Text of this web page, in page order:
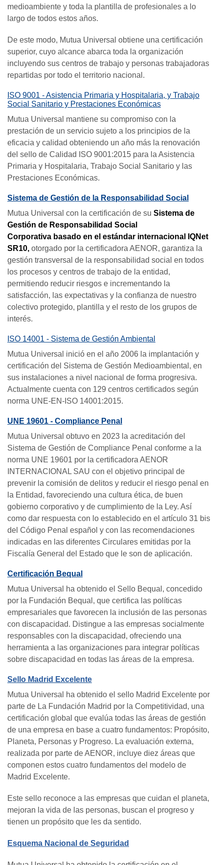
medioambiente y toda la plantilla de profesionales a lo
largo de todos estos años.
De este modo, Mutua Universal obtiene una certificación
superior, cuyo alcance abarca toda la organización
incluyendo sus centros de trabajo y personas trabajadoras
repartidas por todo el territorio nacional.
ISO 9001 - Asistencia Primaria y Hospitalaria, y Trabajo
Social Sanitario y Prestaciones Económicas
Mutua Universal mantiene su compromiso con la
prestación de un servicio sujeto a los principios de la
eficacia y calidad obteniendo un año más la renovación
del sello de Calidad ISO 9001:2015 para la Asistencia
Primaria y Hospitalaria, Trabajo Social Sanitario y las
Prestaciones Económicas.
Sistema de Gestión de la Responsabilidad Social
Mutua Universal con la certificación de su Sistema de
Gestión de Responsabilidad Social
Corporativa basado en el estándar internacional IQNet
SR10, otorgado por la certificadora AENOR, garantiza la
gestión transversal de la responsabilidad social en todos
los procesos y centros de trabajo de la entidad,
permitiendo reducir riesgos e incrementando la
satisfacción, las expectativas y la confianza de nuestro
colectivo protegido, plantilla y el resto de los grupos de
interés.
ISO 14001 - Sistema de Gestión Ambiental
Mutua Universal inició en el año 2006 la implantación y
certificación del Sistema de Gestión Medioambiental, en
sus instalaciones a nivel nacional de forma progresiva.
Actualmente cuenta con 129 centros certificados según
norma UNE-EN-ISO 14001:2015.
UNE 19601 - Compliance Penal
Mutua Universal obtuvo en 2023 la acreditación del
Sistema de Gestión de Compliance Penal conforme a la
norma UNE 19601 por la certificadora AENOR
INTERNACIONAL SAU con el objetivo principal de
prevenir la comisión de delitos y reducir el riesgo penal en
la Entidad, favoreciendo una cultura ética, de buen
gobierno corporativo y de cumplimiento de la Ley. Así
como dar respuesta con lo establecido en el artículo 31 bis
del Código Penal español y con las recomendaciones
indicadas en las diferentes Circulares emitidas por la
Fiscalía General del Estado que le son de aplicación.
Certificación Bequal
Mutua Universal ha obtenido el Sello Bequal, concedido
por la Fundación Bequal, que certifica las políticas
empresariales que favorecen la inclusión de las personas
con discapacidad. Distingue a las empresas socialmente
responsables con la discapacidad, ofreciendo una
herramienta a las organizaciones para integrar políticas
sobre discapacidad en todas las áreas de la empresa.
Sello Madrid Excelente
Mutua Universal ha obtenido el sello Madrid Excelente por
parte de La Fundación Madrid por la Competitividad, una
certificación global que evalúa todas las áreas de gestión
de una empresa en base a cuatro fundamentos: Propósito,
Planeta, Personas y Progreso. La evaluación externa,
realizada por parte de AENOR, incluye diez áreas que
componen estos cuatro fundamentos del modelo de
Madrid Excelente.
Este sello reconoce a las empresas que cuidan el planeta,
mejoran la vida de las personas, buscan el progreso y
tienen un propósito que les da sentido.
Esquema Nacional de Seguridad